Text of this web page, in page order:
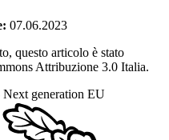
07.06.2023
questo articolo è stato
Attribuzione 3.0 Italia.